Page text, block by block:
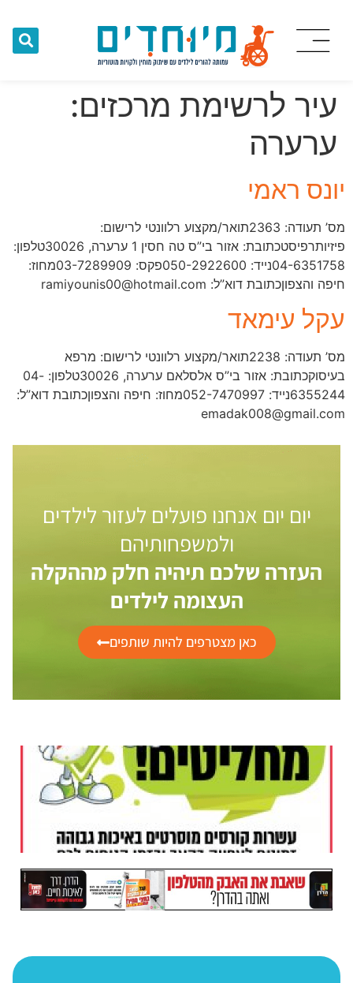
עיר לרשימת מרכזים:
ערערה
יונס ראמי
מס’ תעודה: 2363תואר/מקצוע רלוונטי לרישום:
פיזיותרפיסטכתובת: אזור בי”ס טה חסין 1 ערערה, 30026טלפון:
04-6351758נייד: 050-2922600פקס: 03-7289909מחוז:
חיפה והצפוןכתובת דוא”ל: ramiyounis00@hotmail.com
עקל עימאד
מס’ תעודה: 2238תואר/מקצוע רלוונטי לרישום: מרפא
בעיסוקכתובת: אזור בי”ס אלסלאם ערערה, 30026טלפון: 04-
6355244נייד: 052-7470997מחוז: חיפה והצפוןכתובת דוא”ל:
emadak008@gmail.com
יום יום אנחנו פועלים לעזור לילדים
ולמשפחותיהם
העזרה שלכם תיהיה חלק מההקלה
העצומה לילדים
כאן מצטרפים להיות שותפים